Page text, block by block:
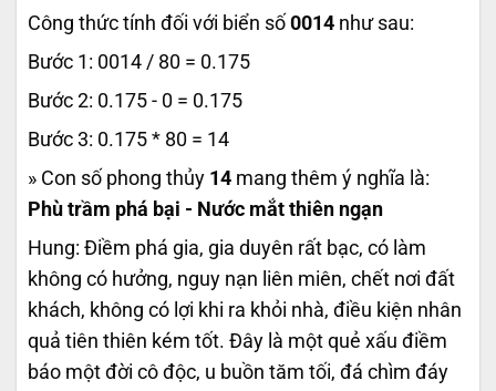
Công thức tính đối với biển số 0014 như sau:
Bước 1: 0014 / 80 = 0.175
Bước 2: 0.175 - 0 = 0.175
Bước 3: 0.175 * 80 = 14
» Con số phong thủy 14 mang thêm ý nghĩa là:
Phù trầm phá bại - Nước mắt thiên ngạn
Hung: Điềm phá gia, gia duyên rất bạc, có làm
không có hưởng, nguy nạn liên miên, chết nơi đất
khách, không có lợi khi ra khỏi nhà, điều kiện nhân
quả tiên thiên kém tốt. Đây là một quẻ xấu điềm
báo một đời cô độc, u buồn tăm tối, đá chìm đáy